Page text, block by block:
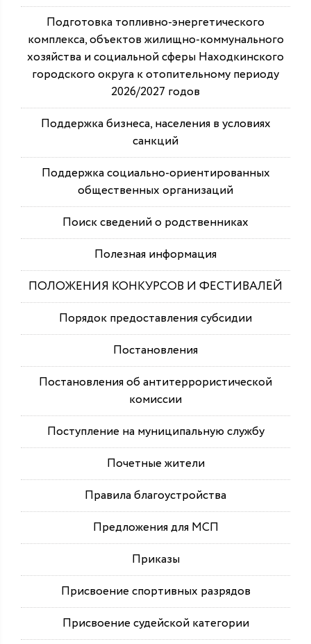
Подготовка топливно-энергетического
комплекса, объектов жилищно-коммунального
хозяйства и социальной сферы Находкинского
городского округа к отопительному периоду
2026/2027 годов
Поддержка бизнеса, населения в условиях
санкций
Поддержка социально-ориентированных
общественных организаций
Поиск сведений о родственниках
Полезная информация
ПОЛОЖЕНИЯ КОНКУРСОВ И ФЕСТИВАЛЕЙ
Порядок предоставления субсидии
Постановления
Постановления об антитеррористической
комиссии
Поступление на муниципальную службу
Почетные жители
Правила благоустройства
Предложения для МСП
Приказы
Присвоение спортивных разрядов
Присвоение судейской категории